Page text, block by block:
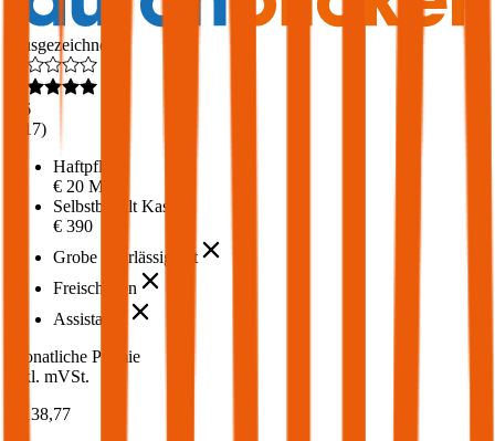
Ausgezeichnet
4,6
217)
Haftpflicht
€ 20 Mio.
Selbstbehalt Kasko
€ 390
Grobe Fahrlässigkeit
Freischaden
Assistance
Monatliche Prämie
inkl. mVSt.
€ 138,77